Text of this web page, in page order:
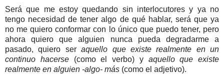
Será que me estoy quedando sin interlocutores y ya no
tengo necesidad de tener algo de qué hablar, será que ya
no me quiero conformar con lo único que puedo tener, pero
ahora quiero que alguien nunca pueda degradarme a
pasado, quiero seraquello que existe realmente en un
continuo hacerse(como el verbo) y aquello que existe
realmente en alguien -algo- más (como el adjetivo).